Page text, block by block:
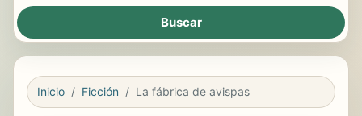
Inicio Ficción La fábrica de avispas